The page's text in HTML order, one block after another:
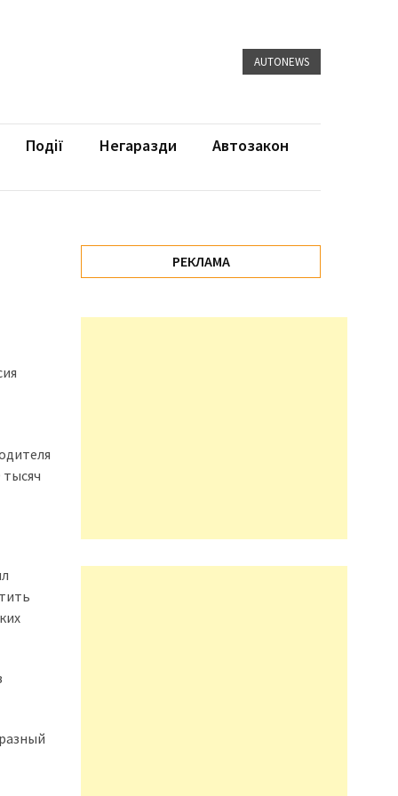
AUTONEWS
Події Негаразди Автозакон
РЕКЛАМА